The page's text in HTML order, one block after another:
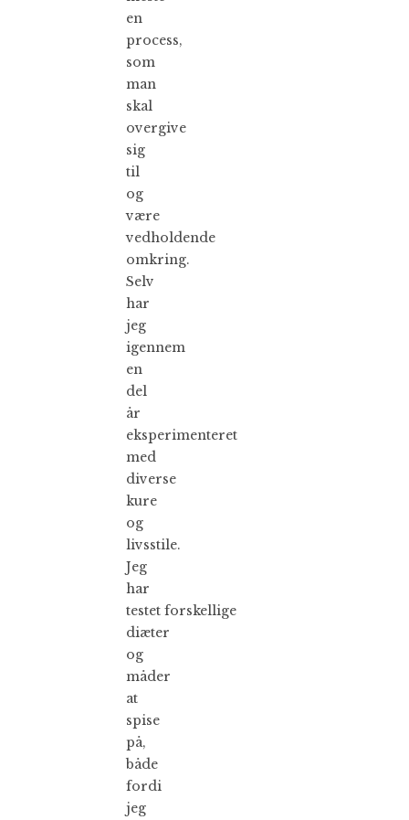
en
process,
som
man
skal
overgive
sig
til
og
være
vedholdende
omkring.
Selv
har
jeg
igennem
en
del
år
eksperimenteret
med
diverse
kure
og
livsstile.
Jeg
har
testet forskellige
diæter
og
måder
at
spise
på,
både
fordi
jeg